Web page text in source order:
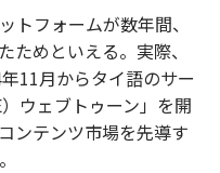
トフォームが数年間、
ためといえる。実際、
11月からタイ語のサー
ウェブトゥーン」を開
ンテンツ市場を先導す